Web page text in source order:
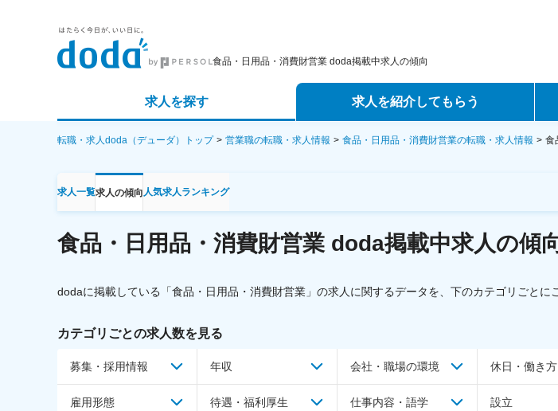
食品・日用品・消費財営業 doda掲載中求人の傾向
求人を探す
詳細条件から探す
新着求人から探す
求人を紹介してもらう
エージェントサービス
転職・求人doda（デューダ）トップ 営業職の転職・求人情報 食品・日用品・消費財営業の転職・求人情報 食
求人一覧求人の傾向人気求人ランキング
食品・日用品・消費財営業 doda掲載中求人の傾
dodaに掲載している「食品・日用品・消費財営業 」の求人に関するデータを、下のカテゴリごとに
カテゴリごとの求人数を見る
募集・採用情報 年収 会社・職場の環境 休日・働き方
雇用形態 待遇・福利厚生 仕事内容・語学 設立